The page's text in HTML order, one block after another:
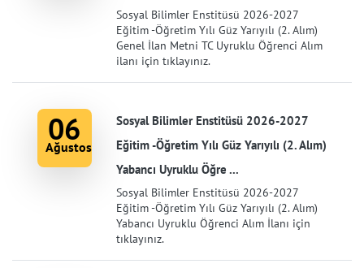
Sosyal Bilimler Enstitüsü 2026-2027
Eğitim -Öğretim Yılı Güz Yarıyılı (2. Alım)
Genel İlan Metni TC Uyruklu Öğrenci Alım
ilanı için tıklayınız.
06
Ağustos
Sosyal Bilimler Enstitüsü 2026-2027
Eğitim -Öğretim Yılı Güz Yarıyılı (2. Alım)
Yabancı Uyruklu Öğre ...
Sosyal Bilimler Enstitüsü 2026-2027
Eğitim -Öğretim Yılı Güz Yarıyılı (2. Alım)
Yabancı Uyruklu Öğrenci Alım İlanı için
tıklayınız.